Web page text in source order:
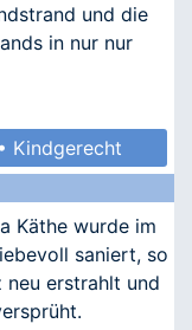
und die
in nur nur
Kindgerecht
Käthe wurde im
saniert, so
erstrahlt und